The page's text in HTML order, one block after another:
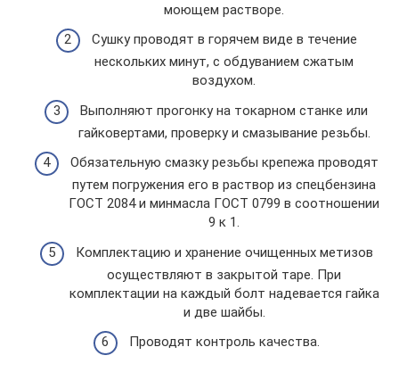
моющем растворе.
Сушку проводят в горячем виде в течение
нескольких минут, с обдуванием сжатым
воздухом.
Выполняют прогонку на токарном станке или
гайковертами, проверку и смазывание резьбы.
Обязательную смазку резьбы крепежа проводят
путем погружения его в раствор из спецбензина
ГОСТ 2084 и минмасла ГОСТ 0799 в соотношении
9 к 1.
Комплектацию и хранение очищенных метизов
осуществляют в закрытой таре. При
комплектации на каждый болт надевается гайка
и две шайбы.
Проводят контроль качества.